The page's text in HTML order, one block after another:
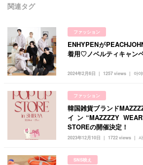
すべての記事
manimani について
カテゴリー一覧
タグ一覧
韓国 オルチャン 韓国コスメ
韓国旅行 韓国ファッション 韓
関連タグ
ファッション
2024年2月6日 아
1257 views
ENHYPENが
着用♡ノベルティキャン
ファッション
2023年12月10日 1722 views
韓国雑貨ブランド
イン“MAZZZZY
STOREの開催決定！
SNS映え